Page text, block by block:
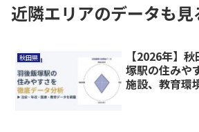
近隣エリアのデータも見
秋田県
【2026年】
塚駅の住みや
施設、教育環